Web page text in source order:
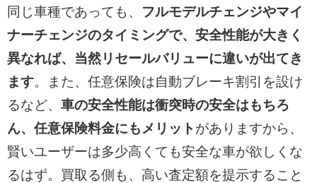
同じ車種であっても、
フルモデルチェンジやマイ
ナーチェンジのタイミングで、安全性能が大きく
異なれば、当然リセールバリューに違いが出てき
ます。また、任意保険は自動ブレーキ割引を設け
るなど、 車の安全性能は衝突時の安全はもちろ
ん、任意保険料金にもメリットがありますから、
賢いユーザーは多少高くても安全な車が欲しくな
るはず。買取る側も、高い査定額を提示すること